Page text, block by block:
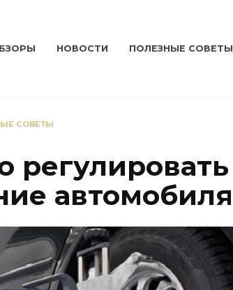
НОВОСТИ ПОЛЕЗНЫЕ СОВЕТЫ
СОВЕТЫ
регулировать
автомобиля